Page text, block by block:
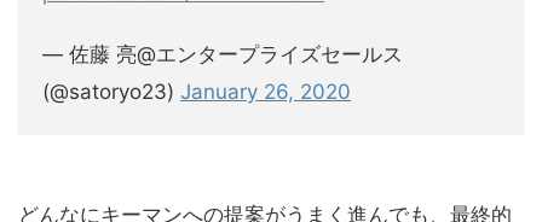
— 佐藤 亮@エンタープライズセールス
(@satoryo23) January 26, 2020
どんなにキーマンへの提案がうまく進んでも、最終的